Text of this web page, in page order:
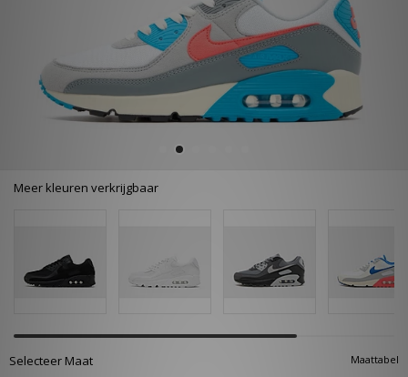
Meer kleuren verkrijgbaar
Maattabel
Selecteer Maat